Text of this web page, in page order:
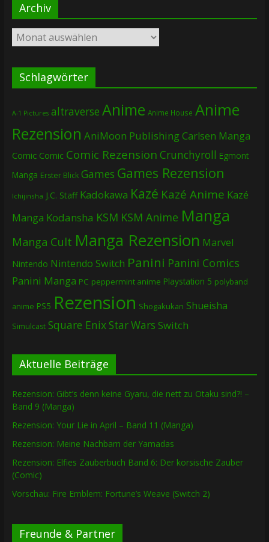
Archiv
Archiv
Schlagwörter
A-1 Pictures altraverse Anime Anime House Anime
Rezension AniMoon PublishingCarlsen Manga
Comic Comic Comic Rezension Crunchyroll Egmont
Manga Erster Blick Games Games Rezension
Ichijinsha J.C. Staff Kadokawa Kazé Kazé Anime Kazé
Manga Kodansha KSM KSM Anime Manga
Manga Cult Manga Rezension Marvel
Nintendo Nintendo Switch Panini Panini Comics
Panini Manga PC peppermint anime Playstation 5 polyband
anime PS5 Rezension Shogakukan Shueisha
Simulcast Square EnixStar Wars Switch
Aktuelle Beiträge
Rezension: Gibt’s denn keine Gyaru, die nett zu Otaku sind?! –
Band 9 (Manga)
Rezension: Your Lie in April – Band 11 (Manga)
Rezension: Meine Nachbarn der Yamadas
Rezension: Elfies Zauberbuch Band 6: Der korsische Zauber
(Comic)
Vorschau: Fire Emblem: Fortune’s Weave (Switch 2)
Freunde & Partner